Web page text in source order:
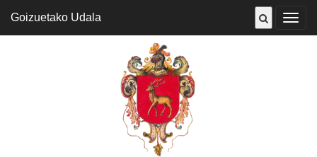
ireki
Goizuetako Udala